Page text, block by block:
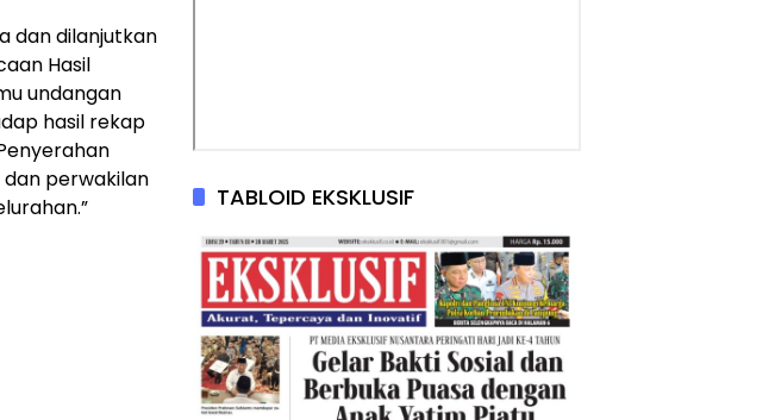
dan dilanjutkan
Hasil
undangan
hasil rekap
dan perwakilan
TABLOID EKSKLUSIF